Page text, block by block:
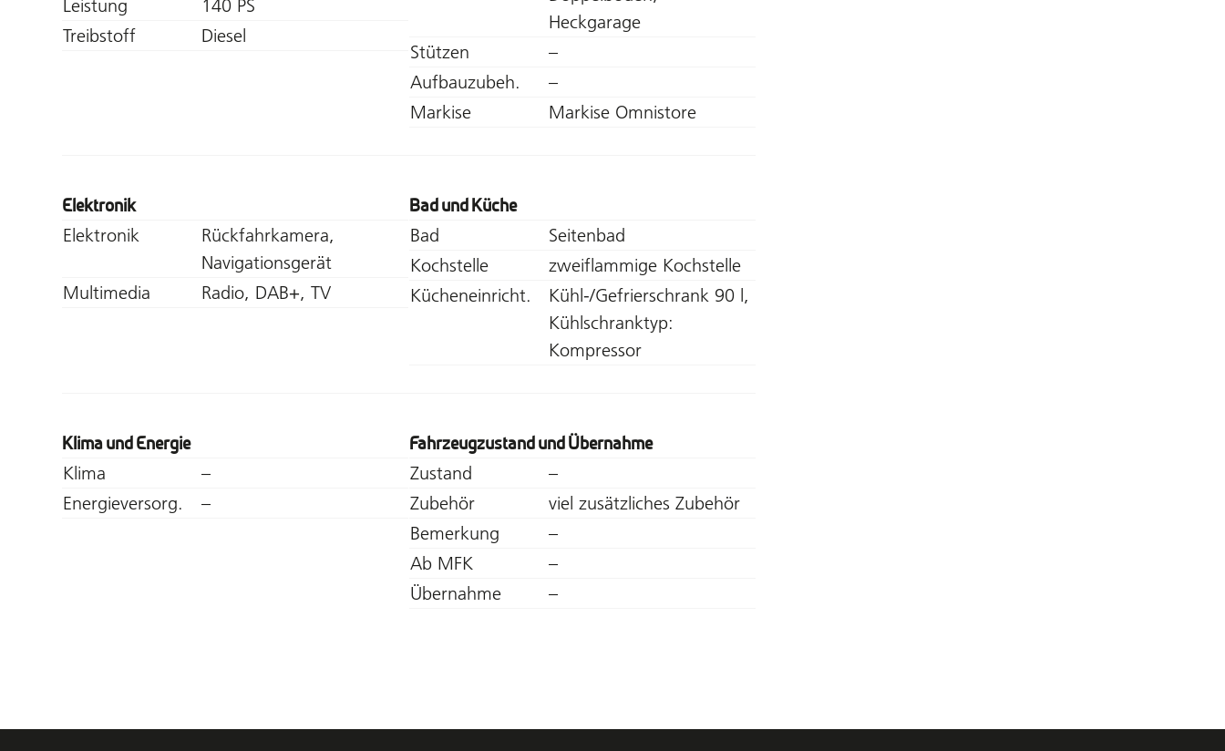
Leistung
140 PS
Treibstoff
Diesel
Heckgarage
Stützen
–
Aufbauzubeh.
–
Markise
Markise Omnistore
Elektronik
Elektronik
Rückfahrkamera,
Navigationsgerät
Multimedia
Radio, DAB+, TV
Bad und Küche
Bad
Seitenbad
Kochstelle
zweiflammige Kochstelle
Kücheneinricht.
Kühl-/Gefrierschrank 90 l,
Kühlschranktyp:
Kompressor
Klima und Energie
Klima
–
Energieversorg.
–
Fahrzeugzustand und Übernahme
Zustand
–
Zubehör
viel zusätzliches Zubehör
Bemerkung
–
Ab MFK
–
Übernahme
–